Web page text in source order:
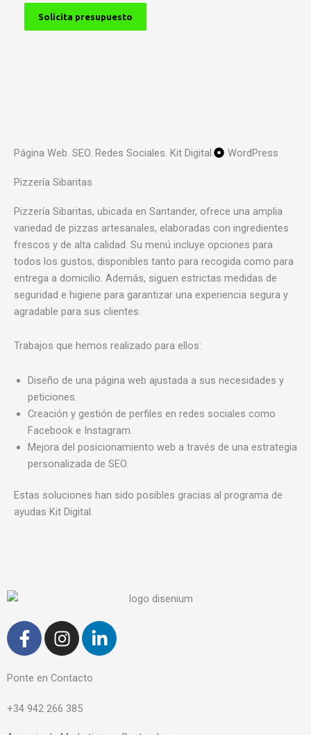
Solicita presupuesto
Página Web. SEO. Redes Sociales. Kit Digital. WordPress
Pizzería Sibaritas
Pizzería Sibaritas, ubicada en Santander, ofrece una amplia
variedad de pizzas artesanales, elaboradas con ingredientes
frescos y de alta calidad. Su menú incluye opciones para
todos los gustos, disponibles tanto para recogida como para
entrega a domicilio. Además, siguen estrictas medidas de
seguridad e higiene para garantizar una experiencia segura y
agradable para sus clientes.
Trabajos que hemos realizado para ellos:
Diseño de una página web ajustada a sus necesidades y
peticiones.
Creación y gestión de perfiles en redes sociales como
Facebook e Instagram.
Mejora del posicionamiento web a través de una estrategia
personalizada de SEO.
Estas soluciones han sido posibles gracias al programa de
ayudas Kit Digital.
F
a
e
o
I
n
t
g
L
i
Ponte en Contacto
+34 942 266 385